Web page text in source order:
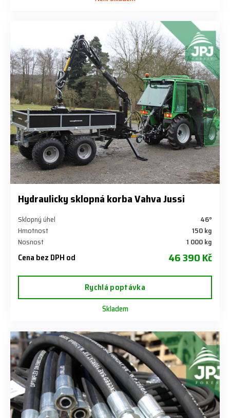
Hydraulicky sklopná korba Vahva Jussi
Sklopný úhel
46°
Hmotnost
150 kg
Nosnost
1 000 kg
Cena bez DPH od 46 390 Kč
Rychlá poptávka
Skladem